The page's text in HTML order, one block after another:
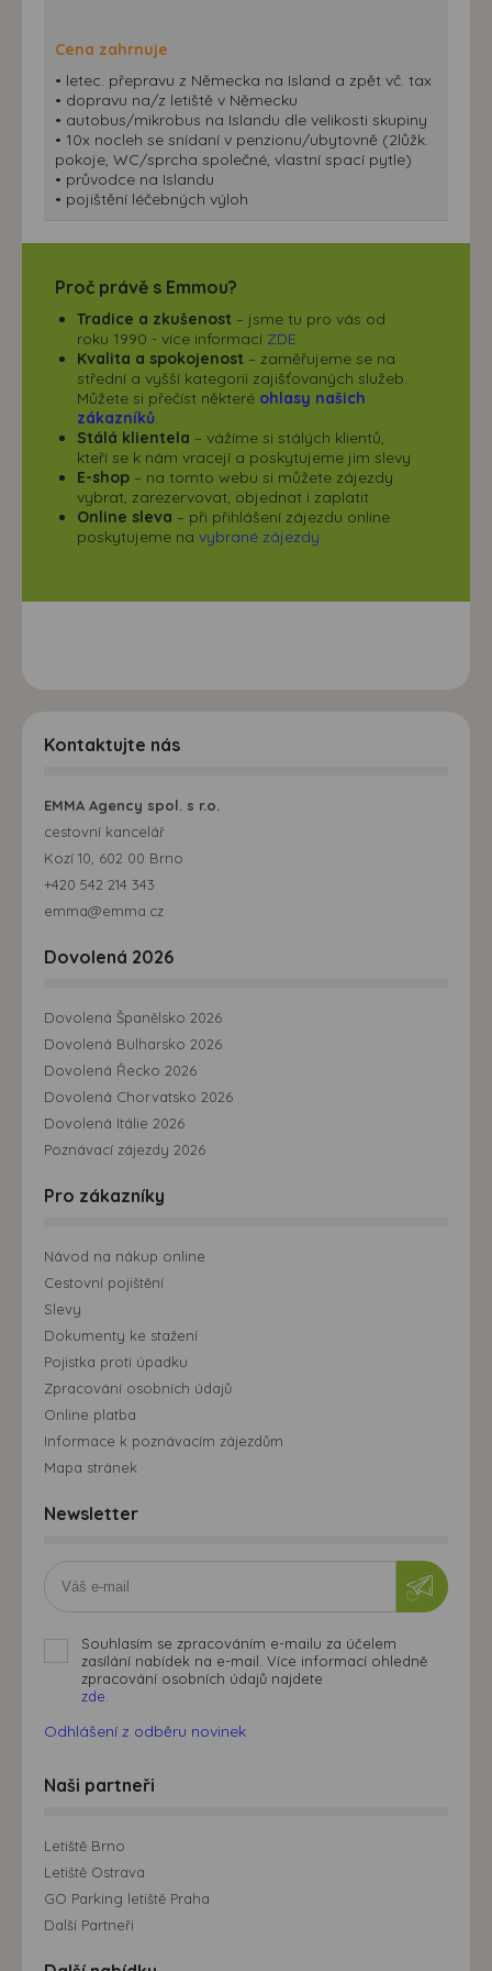
Cena zahrnuje
• letec. přepravu z Německa na Island a zpět vč. tax
• dopravu na/z letiště v Německu
• autobus/mikrobus na Islandu dle velikosti skupiny
• 10x nocleh se snídaní v penzionu/ubytovně (2lůžk.
pokoje, WC/sprcha společné, vlastní spací pytle)
• průvodce na Islandu
• pojištění léčebných výloh
Proč právě s Emmou?
Tradice a zkušenost – jsme tu pro vás od
roku 1990 - více informací ZDE
Kvalita a spokojenost – zaměřujeme se na
střední a vyšší kategorii zajišťovaných služeb.
Můžete si přečíst některé ohlasy našich
zákazníků
Stálá klientela – vážíme si stálých klientů,
kteří se k nám vracejí a poskytujeme jim slevy
E-shop – na tomto webu si můžete zájezdy
vybrat, zarezervovat, objednat i zaplatit
Online sleva – při přihlášení zájezdu online
poskytujeme na vybrané zájezdy
Kontaktujte nás
EMMA Agency spol. s r.o.
cestovní kancelář
Kozí 10, 602 00 Brno
+420 542 214 343
emma@emma.cz
Dovolená 2026
Dovolená Španělsko 2026
Dovolená Bulharsko 2026
Dovolená Řecko 2026
Dovolená Chorvatsko 2026
Dovolená Itálie 2026
Poznávací zájezdy 2026
Pro zákazníky
Návod na nákup online
Cestovní pojištění
Slevy
Dokumenty ke stažení
Pojistka proti úpadku
Zpracování osobních údajů
Online platba
Informace k poznávacím zájezdům
Mapa stránek
Newsletter
Souhlasím se zpracováním e-mailu za účelem
zasílání nabídek na e-mail. Více informací ohledně
zpracování osobních údajů najdete
zde.
Odhlášení z odběru novinek
Naši partneři
Letiště Brno
Letiště Ostrava
GO Parking letiště Praha
Další Partneři